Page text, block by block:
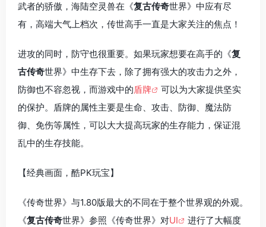
武者的骄傲，海陆空灵兽在《复古传奇世界》中应有尽
有，高端大气上档次，传世高手一直是大家关注的焦点！
进攻的同时，防守也很重要。如果玩家想要在高手的《复
古传奇世界》中生存下去，除了拥有强大的攻击力之外，
防御也不容忽视，而游戏中的盾牌
可以为大家提供坚实
的保护。盾牌的属性主要是生命、攻击、防御、魔法防
御、免伤等属性，可以大大提高玩家的生存能力，保证混
乱中的生存技能。
【经典画面，酷PK玩宝】
《传奇世界》与1.80版最大的不同在于整个世界观的外观。
《复古传奇世界》参照《传奇世界》对UI
进行了大幅度